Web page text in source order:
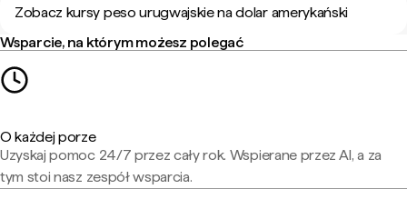
Zobacz kursy peso urugwajskie na dolar amerykański
Wsparcie, na którym możesz polegać
O każdej porze
Uzyskaj pomoc 24/7 przez cały rok. Wspierane przez AI, a za
tym stoi nasz zespół wsparcia.